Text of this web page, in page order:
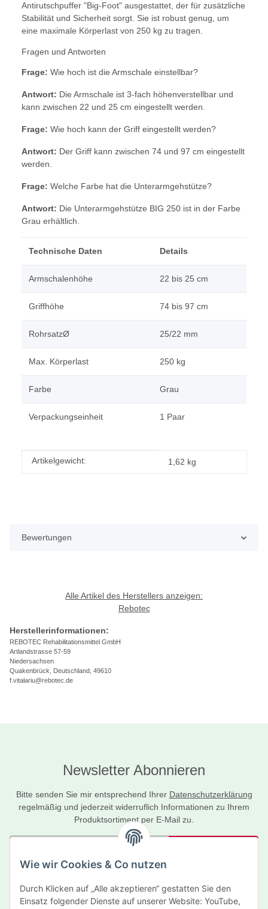
Wie wir Cookies & Co nutzen
Durch Klicken auf „Alle akzeptieren“ gestatten Sie den
Einsatz folgender Dienste auf unserer Website: YouTube,
Antirutschpuffer "Big-Foot" ausgestattet, der für zusätzliche
Stabilität und Sicherheit sorgt. Sie ist robust genug, um
eine maximale Körperlast von 250 kg zu tragen.
Fragen und Antworten
Frage: Wie hoch ist die Armschale einstellbar?
Antwort: Die Armschale ist 3-fach höhenverstellbar und
kann zwischen 22 und 25 cm eingestellt werden.
Frage: Wie hoch kann der Griff eingestellt werden?
Antwort: Der Griff kann zwischen 74 und 97 cm eingestellt
werden.
Frage: Welche Farbe hat die Unterarmgehstütze?
Antwort: Die Unterarmgehstütze BIG 250 ist in der Farbe
Grau erhältlich.
Technische Daten Details
Armschalenhöhe 22 bis 25 cm
Griffhöhe 74 bis 97 cm
RohrsatzØ 25/22 mm
Max. Körperlast 250 kg
Farbe Grau
Verpackungseinheit 1 Paar
Produkteigenschaft
Wert
Artikelgewicht: 1,62 kg
Bewertungen
Alle Artikel des Herstellers anzeigen:
Rebotec
Herstellerinformationen:
REBOTEC Rehabilitationsmittel GmbH
Artlandstrasse 57-59
Niedersachsen
Quakenbrück, Deutschland, 49610
f.vitalariu@rebotec.de
Newsletter Abonnieren
Bitte senden Sie mir entsprechend Ihrer Datenschutzerklärung
regelmäßig und jederzeit widerruflich Informationen zu Ihrem
Produktsortiment per E-Mail zu.
Newsletter Abonnieren
Informationen